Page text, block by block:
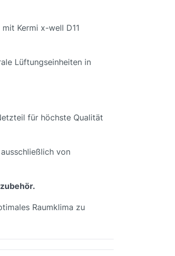
Kermi x-well D11
Lüftungseinheiten in
für höchste Qualität
von
Raumklima zu